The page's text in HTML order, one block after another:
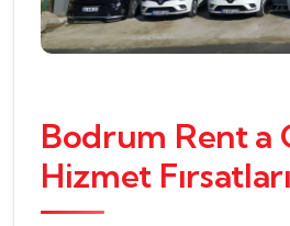
Bodrum Rent a
Hizmet Fırsatları